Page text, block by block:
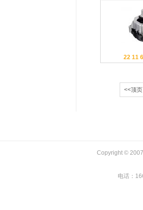
22 11
<<顶页
Copyright ©
电话：